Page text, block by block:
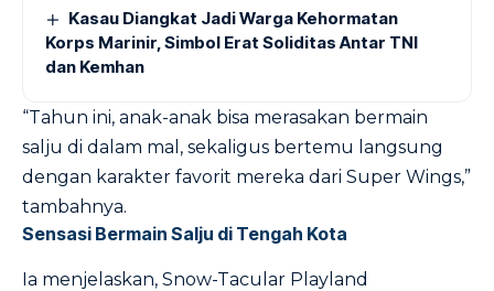
Kasau Diangkat Jadi Warga Kehormatan
Korps Marinir, Simbol Erat Soliditas Antar TNI
dan Kemhan
“Tahun ini, anak-anak bisa merasakan bermain
salju di dalam mal, sekaligus bertemu langsung
dengan karakter favorit mereka dari Super Wings,”
tambahnya.
Sensasi Bermain Salju di Tengah Kota
Ia menjelaskan, Snow-Tacular Playland